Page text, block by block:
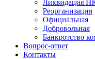
Ликвидация
Реорганизация
Официальная
Добровольная
Банкротство
Вопрос-ответ
Контакты